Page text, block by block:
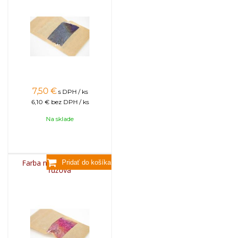
7,50 € s DPH / ks
6,10 € bez DPH / ks
Na sklade
Farba na sviečky, 25g -
ružová